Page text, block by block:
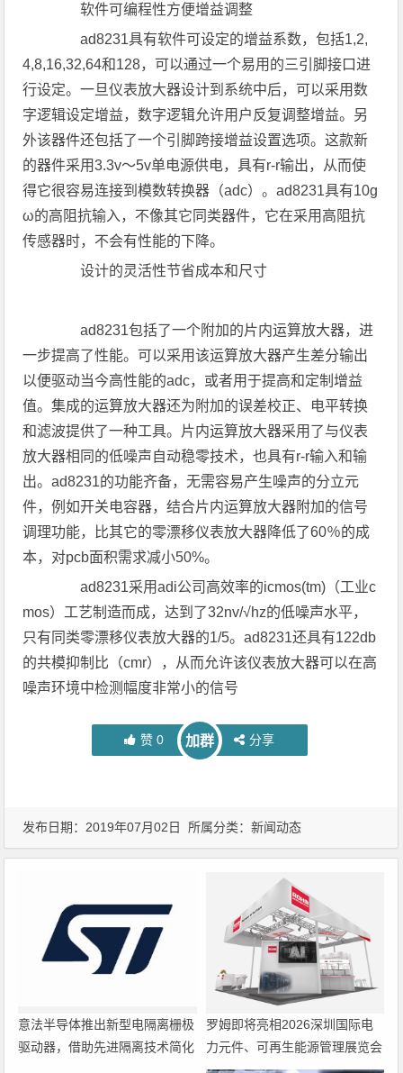
软件可编程性方便增益调整
ad8231具有软件可设定的增益系数，包括1,2,
4,8,16,32,64和128，可以通过一个易用的三引脚接口进
行设定。一旦仪表放大器设计到系统中后，可以采用数
字逻辑设定增益，数字逻辑允许用户反复调整增益。另
外该器件还包括了一个引脚跨接增益设置选项。这款新
的器件采用3.3v～5v单电源供电，具有r-r输出，从而使
得它很容易连接到模数转换器（adc）。ad8231具有10g
ω的高阻抗输入，不像其它同类器件，它在采用高阻抗
传感器时，不会有性能的下降。
设计的灵活性节省成本和尺寸
ad8231包括了一个附加的片内运算放大器，进
一步提高了性能。可以采用该运算放大器产生差分输出
以便驱动当今高性能的adc，或者用于提高和定制增益
值。集成的运算放大器还为附加的误差校正、电平转换
和滤波提供了一种工具。片内运算放大器采用了与仪表
放大器相同的低噪声自动稳零技术，也具有r-r输入和输
出。ad8231的功能齐备，无需容易产生噪声的分立元
件，例如开关电容器，结合片内运算放大器附加的信号
调理功能，比其它的零漂移仪表放大器降低了60％的成
本，对pcb面积需求减小50%。
ad8231采用adi公司高效率的icmos(tm)（工业c
mos）工艺制造而成，达到了32nv/√hz的低噪声水平，
只有同类零漂移仪表放大器的1/5。ad8231还具有122db
的共模抑制比（cmr），从而允许该仪表放大器可以在高
噪声环境中检测幅度非常小的信号
赞 0 加群 分享
发布日期：2019年07月02日 所属分类：新闻动态
意法半导体推出新型电隔离栅极
驱动器，借助先进隔离技术简化
罗姆即将亮相2026深圳国际电
力元件、可再生能源管理展览会
暨研讨会